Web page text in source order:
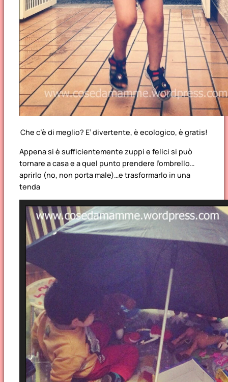
Che c’è di meglio? E’ divertente, è ecologico, è gratis!
Appena si è sufficientemente zuppi e felici si può
tornare a casa e a quel punto prendere l’ombrello…
aprirlo (no, non porta male)…e trasformarlo in una
tenda